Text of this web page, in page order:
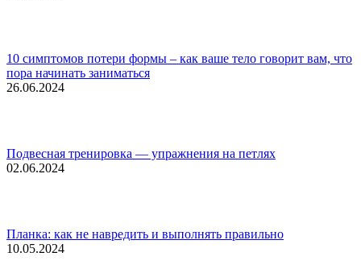
10 симптомов потери формы – как ваше тело говорит вам, что
пора начинать заниматься
26.06.2024
Подвесная тренировка — упражнения на петлях
02.06.2024
Планка: как не навредить и выполнять правильно
10.05.2024